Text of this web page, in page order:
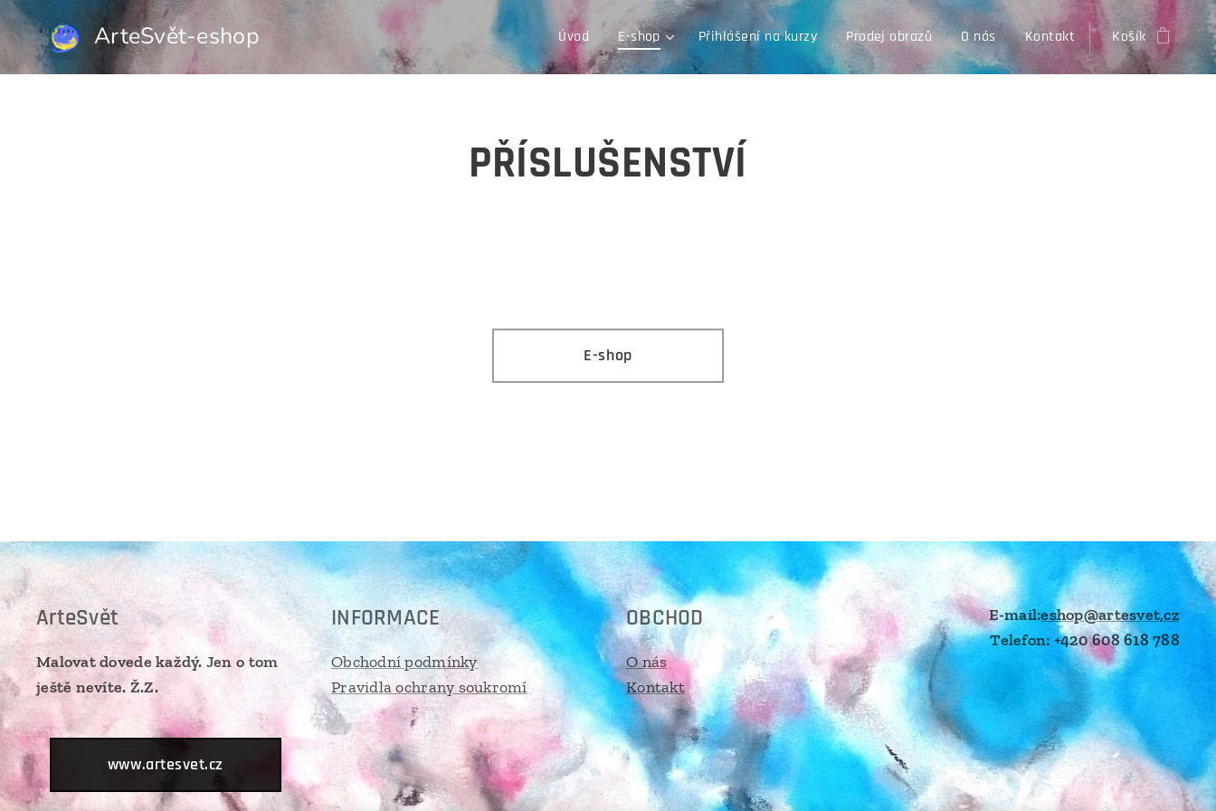
ArteSvět-eshop Úvod E-shop Přihlášení na kurzy Prodej obrazů O nás Kontakt Košík
PŘÍSLUŠENSTVÍ
E-shop
ArteSvět
Malovat dovede každý. Jen o tom
ještě nevíte. Ž.Z.
www.artesvet.cz
INFORMACE
Obchodní podmínky
Pravidla ochrany soukromí
OBCHOD
O nás
Kontakt
E-mail:eshop@artesvet,cz
Telefon: +420 608 618 788